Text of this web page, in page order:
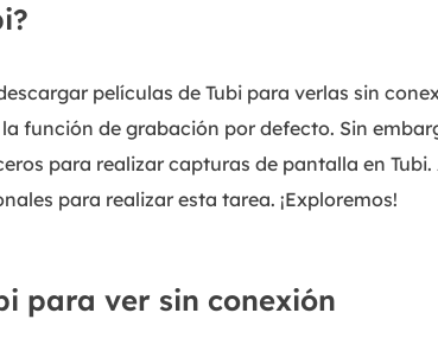
películas de Tubi para verlas sin
función de grabación por defecto. Sin
para realizar capturas de pantalla en
para realizar esta tarea. ¡Exploremos!
para ver sin conexión